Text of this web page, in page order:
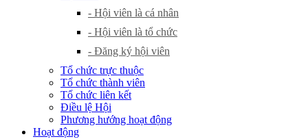
- Hội viên là cá nhân
- Hội viên là tổ chức
- Đăng ký hội viên
Tổ chức trực thuộc
Tổ chức thành viên
Tổ chức liên kết
Điều lệ Hội
Phương hướng hoạt động
Hoạt động